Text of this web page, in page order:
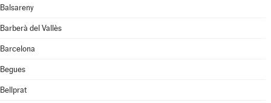
Balsareny
Barberà del Vallès
Barcelona
Begues
Bellprat